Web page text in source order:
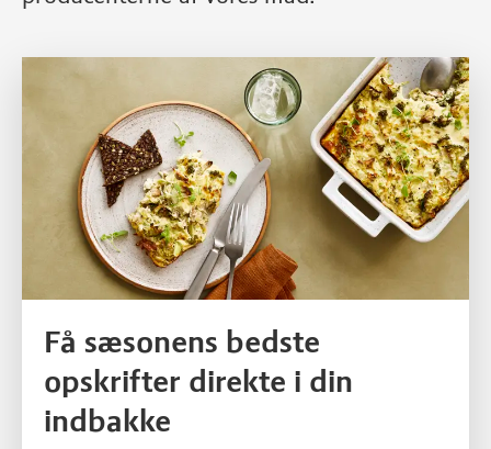
Få sæsonens bedste
opskrifter direkte i din
indbakke
Tilmeld dig nyhedsbrevet